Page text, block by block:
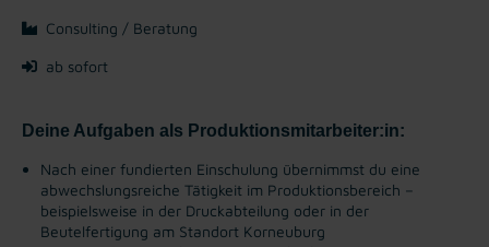
Consulting / Beratung
ab sofort
Deine Aufgaben als Produktionsmitarbeiter:in:
Nach einer fundierten Einschulung übernimmst du eine
abwechslungsreiche Tätigkeit im Produktionsbereich –
beispielsweise in der Druckabteilung oder in der
Beutelfertigung am Standort Korneuburg